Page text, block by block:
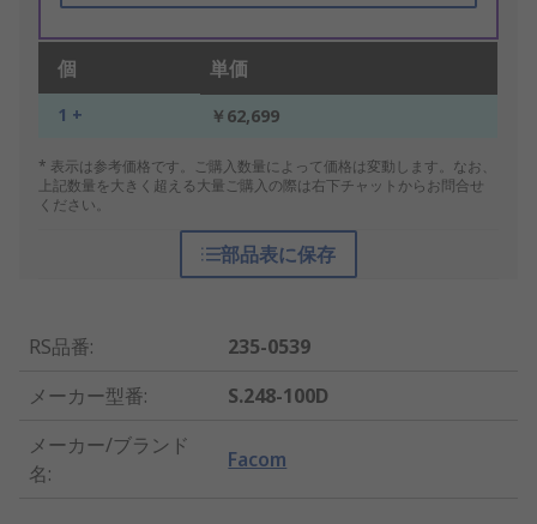
個 単価
1 + ￥62,699
* 表示は参考価格です。ご購入数量によって価格は変動します。なお、
上記数量を大きく超える大量ご購入の際は右下チャットからお問合せ
ください。
部品表に保存
RS品番:
235-0539
メーカー型番:
S.248-100D
メーカー/ブランド
名:
Facom